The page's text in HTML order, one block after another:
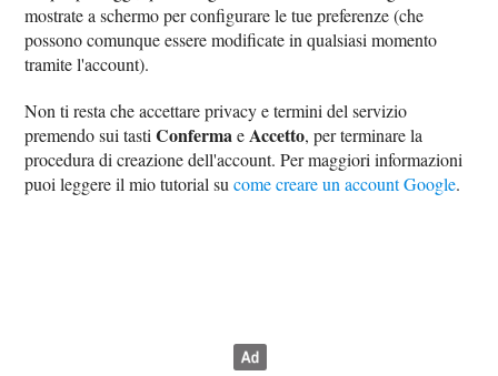
mostrate a schermo per configurare le tue preferenze (che
possono comunque essere modificate in qualsiasi momento
tramite l'account).
Non ti resta che accettare privacy e termini del servizio
premendo sui tastiConfermaeAccetto, per terminare la
procedura di creazione dell'account. Per maggiori informazioni
puoi leggere il mio tutorial sucome creare un account Google.